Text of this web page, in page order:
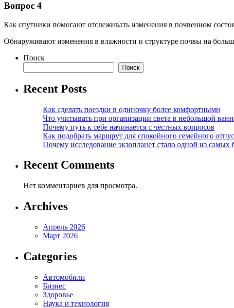
Вопрос 4
Как спутники помогают отслеживать изменения в почвенном
Обнаруживают изменения в влажности и структуре почвы на
Поиск
Поиск
Recent Posts
Как сделать поездки в одиночку более комфортными
Что учитывать при организации света в небольшой
Почему путь к себе начинается с честных вопросов
Как подобрать маршрут для спокойного семейного
Почему исследование экзопланет стало одной из самых
Recent Comments
Нет комментариев для просмотра.
Archives
Апрель 2026
Март 2026
Categories
Автомобили
Бизнес
Здоровье
Наука и технология